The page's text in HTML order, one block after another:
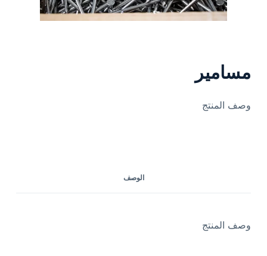
مسامير
وصف المنتج
الوصف
وصف المنتج